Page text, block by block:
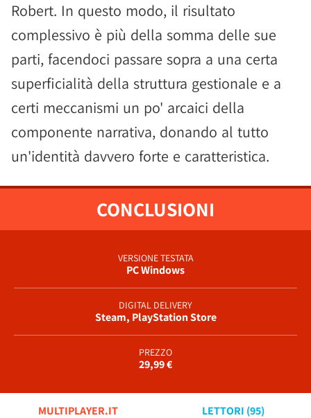
Robert. In questo modo, il risultato
complessivo è più della somma delle sue
parti, facendoci passare sopra a una certa
superficialità della struttura gestionale e a
certi meccanismi un po' arcaici della
componente narrativa, donando al tutto
un'identità davvero forte e caratteristica.
CONCLUSIONI
VERSIONE TESTATA
PC Windows
DIGITAL DELIVERY
Steam, PlayStation Store
PREZZO
29,99 €
MULTIPLAYER.IT LETTORI (95)